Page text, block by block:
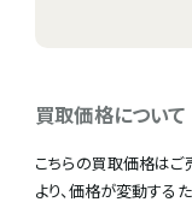
買取価格について
こちらの買取価格は
より、価格が変動する